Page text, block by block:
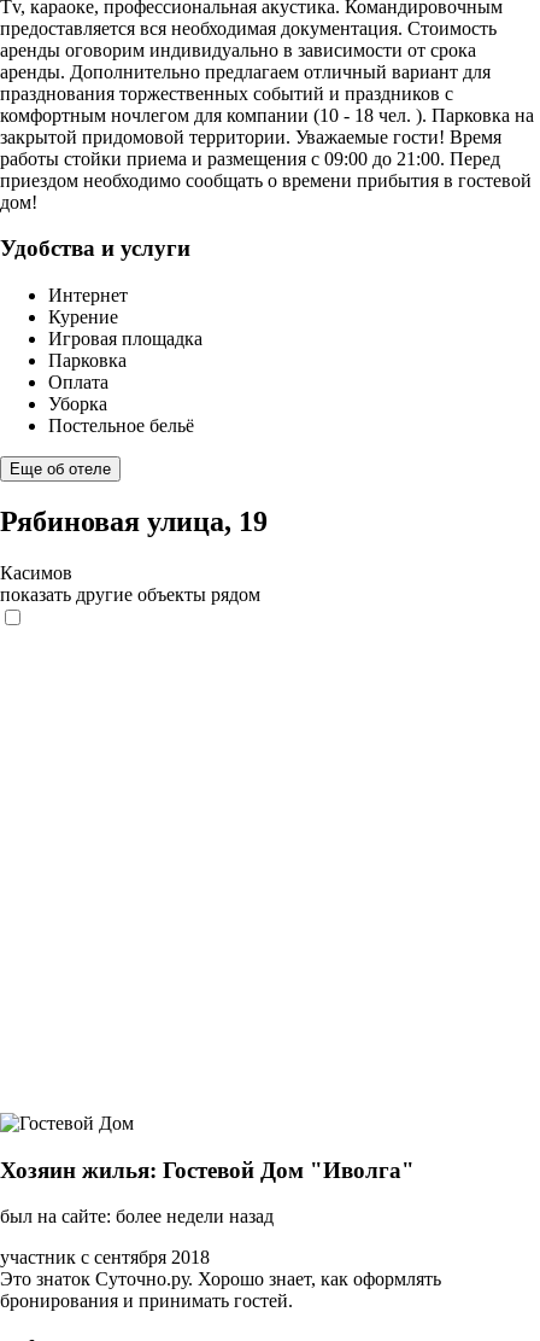
Tv, караоке, профессиональная акустика. Командировочным
предоставляется вся необходимая документация. Стоимость
аренды оговорим индивидуально в зависимости от срока
аренды. Дополнительно предлагаем отличный вариант для
празднования торжественных событий и праздников с
комфортным ночлегом для компании (10 - 18 чел. ). Парковка на
закрытой придомовой территории. Уважаемые гости! Время
работы стойки приема и размещения с 09:00 до 21:00. Перед
приездом необходимо сообщать о времени прибытия в гостевой
дом!
Удобства и услуги
Интернет
Курение
Игровая площадка
Парковка
Оплата
Уборка
Постельное бельё
Еще об отеле
Рябиновая улица, 19
Касимов
показать другие объекты рядом
Хозяин жилья: Гостевой Дом "Иволга"
был на сайте: более недели назад
участник с сентября 2018
Это знаток Суточно.ру. Хорошо знает, как оформлять
бронирования и принимать гостей.